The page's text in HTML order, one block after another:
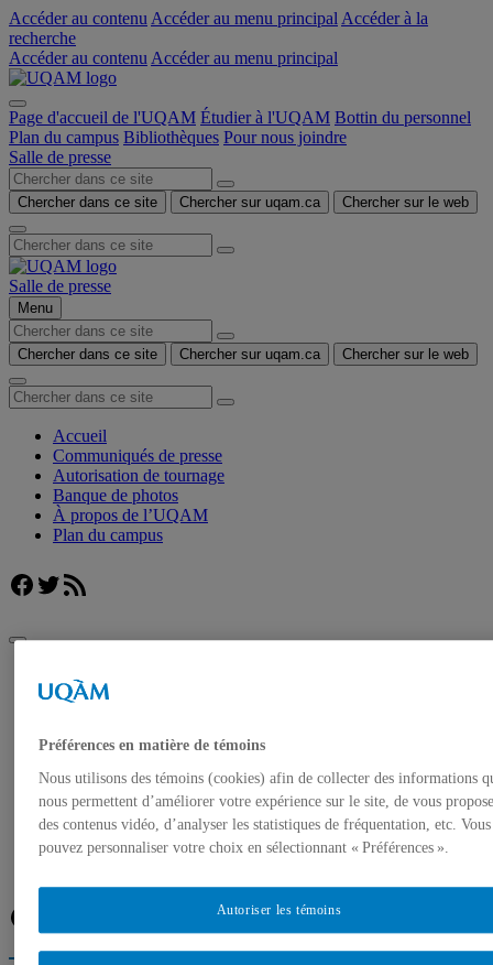
Accéder au contenu Accéder au menu principal Accéder à la
recherche
Accéder au contenu Accéder au menu principal
Page d'accueil de l'UQAM Étudier à l'UQAM Bottin du personnel
Plan du campus Bibliothèques Pour nous joindre
Salle de presse
Chercher dans ce site Chercher sur uqam.ca Chercher sur le web
Salle de presse
Menu
Chercher dans ce site Chercher sur uqam.ca Chercher sur le web
Accueil
Communiqués de presse
Autorisation de tournage
Banque de photos
À propos de l’UQAM
Plan du campus
Facebook
Twitter
Flux RSS
Salle de presse
Accueil
Communiqués de presse
Autorisation de tournage
Banque de photos
À propos de l’UQAM
Facebook
Préférences en matière de témoins
Nous utilisons des témoins (cookies) afin de collecter des informations
nous permettent d’améliorer votre expérience sur le site, de vous
des contenus vidéo, d’analyser les statistiques de fréquentation, etc. Vous
pouvez personnaliser votre choix en sélectionnant « Préférences ».
Autoriser les témoins